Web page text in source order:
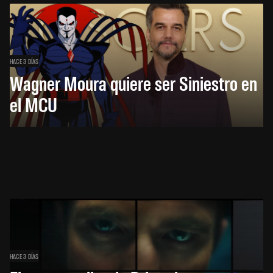
HACE 3 DÍAS
Wagner Moura quiere ser Siniestro en
el MCU
HACE 3 DÍAS